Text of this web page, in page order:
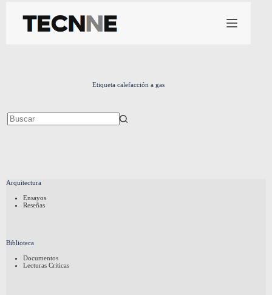
contenido
Etiqueta calefacción a gas
Arquitectura
Ensayos
Reseñas
Biblioteca
Documentos
Lecturas Críticas